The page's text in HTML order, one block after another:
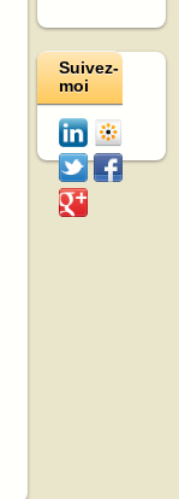
Suivez-
moi